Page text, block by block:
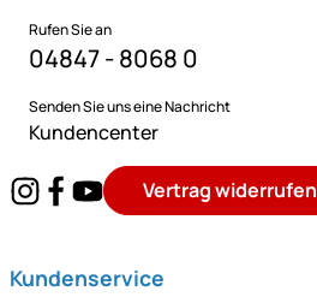
Rufen Sie an
04847 - 8068 0
Senden Sie uns eine Nachricht
Kundencenter
Vertrag widerrufen
Kundenservice